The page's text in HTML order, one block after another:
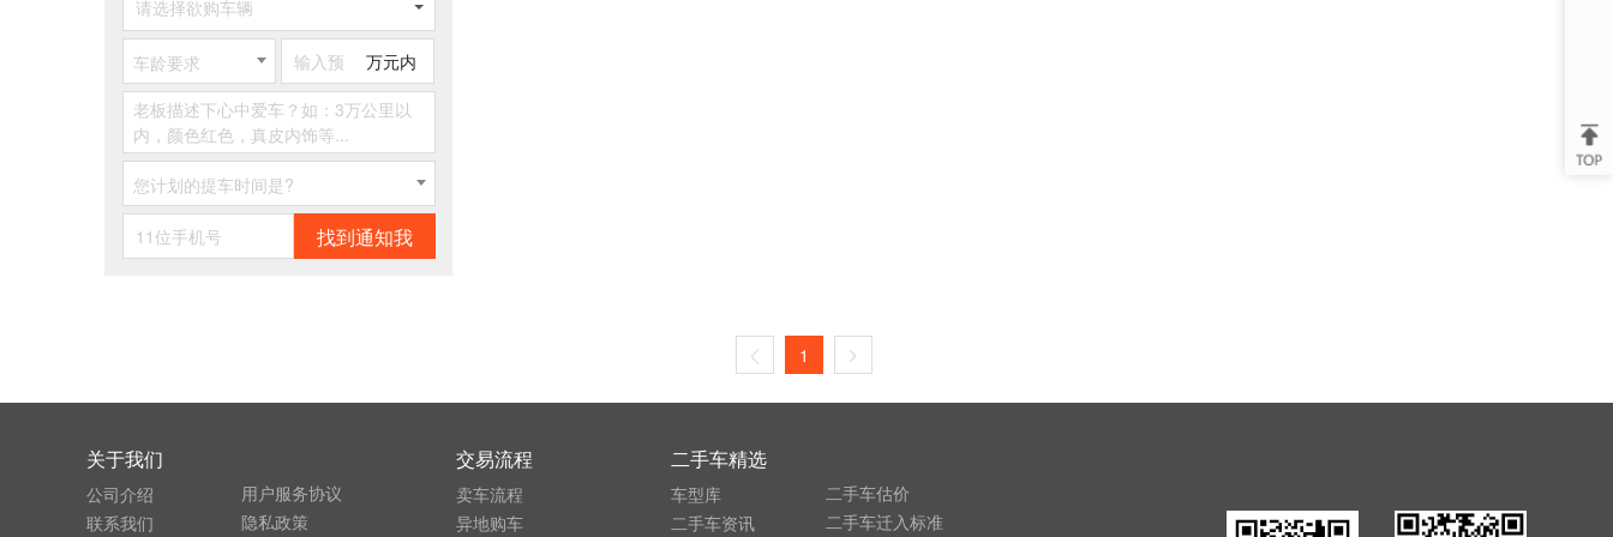
请选择欲购车辆
车龄要求 万元内
您计划的提车时间是?
找到通知我
1
关于我们
公司介绍
联系我们
用户服务协议
隐私政策
交易流程
卖车流程
异地购车
二手车精选
车型库
二手车资讯
二手车估价
二手车迁入标准